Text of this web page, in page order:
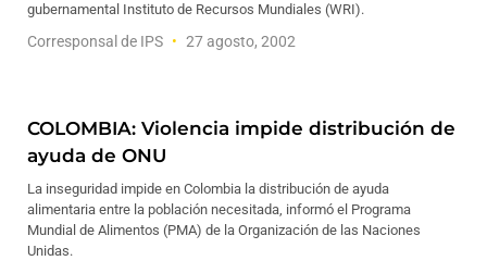
gubernamental Instituto de Recursos Mundiales (WRI).
Corresponsal de IPS 27 agosto, 2002
COLOMBIA: Violencia impide distribución de
ayuda de ONU
La inseguridad impide en Colombia la distribución de ayuda
alimentaria entre la población necesitada, informó el Programa
Mundial de Alimentos (PMA) de la Organización de las Naciones
Unidas.